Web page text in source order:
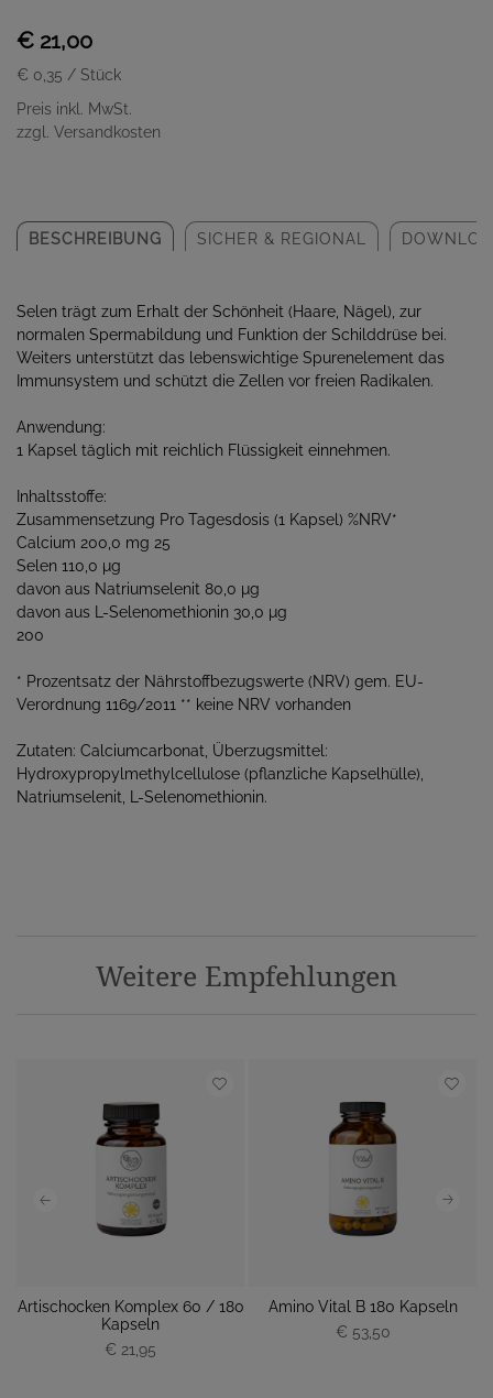
€ 21,00
€ 0,35 / Stück
Preis inkl. MwSt.
zzgl. Versandkosten
BESCHREIBUNG SICHER & REGIONAL
Selen trägt zum Erhalt der Schönheit (Haare, Nägel), zur
normalen Spermabildung und Funktion der Schilddrüse bei.
Weiters unterstützt das lebenswichtige Spurenelement das
Immunsystem und schützt die Zellen vor freien Radikalen.
Anwendung:
1 Kapsel täglich mit reichlich Flüssigkeit einnehmen.
Inhaltsstoffe:
Zusammensetzung Pro Tagesdosis (1 Kapsel) %NRV*
Calcium 200,0 mg 25
Selen 110,0 μg
davon aus Natriumselenit 80,0 μg
davon aus L-Selenomethionin 30,0 μg
200
* Prozentsatz der Nährstoffbezugswerte (NRV) gem. EU-
Verordnung 1169/2011 ** keine NRV vorhanden
Zutaten: Calciumcarbonat, Überzugsmittel:
Hydroxypropylmethylcellulose (pflanzliche Kapselhülle),
Natriumselenit, L-Selenomethionin.
Weitere Empfehlungen
Artischocken Komplex 60 / 180
Kapseln
€ 21,95
Amino Vital B 180 Kapseln
€ 53,50